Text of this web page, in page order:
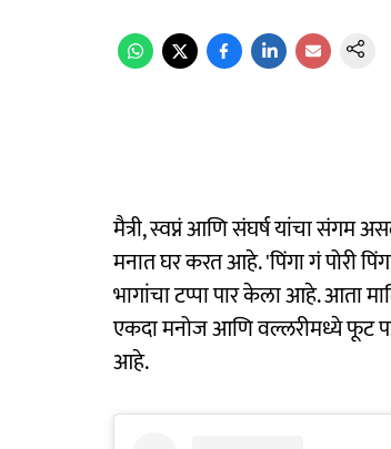
मैत्री, स्वप्नं आणि संघर्ष यांचा संगम
मनात घर करत आहे. 'पिंगा गं पोरी
भागांचा टप्पा पार केला आहे. आता
एकदा मनोज आणि वल्लरीमध्ये फूट
आहे.